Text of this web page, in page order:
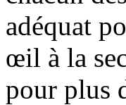
adéquat
œil à la
pour plus